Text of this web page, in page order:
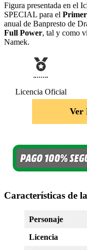
Figura presentada en el
SPECIAL para el
anual de Banpresto de
Full Power, tal y como
Namek.
Licencia Oficial
Ver
Características de
Personaje
Licencia